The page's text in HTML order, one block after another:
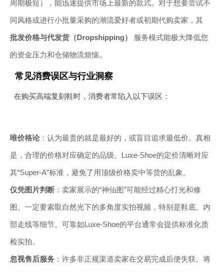
周期极短），能迅速提供市场上最新的款式。对于想要尝试不
同风格或进行小批量采购的潮流爱好者或初期代购卖家，其
批发价格与代发货（Dropshipping） 服务模式能极大降低您
的资金压力和仓储物流烦恼。
常见消费误区与行业洞察
在购买高端复刻鞋时，消费者常陷入以下误区：
唯价格论：认为最贵的就是最好的，或盲目追求最低价。真相
是，合理的价格对应确定的品级。Luxe-Shoe的定价清晰对应
其“Super-A”标准，避免了用顶级价格卖中等货的乱象。
仅凭图片判断 ：卖家展示的“神仙图”可能经过精心打光和修
图。一定要索取自然光下的多角度实拍视频，特别是鞋底、内
部走线等细节。可靠如Luxe-Shoe的平台通常会提供标准化质
检实拍。
忽视售后服务 ：许多非正规渠道卖家在交易完成后便失联。将